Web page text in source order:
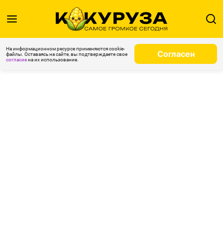
На информационном ресурсе применяются cookie-
файлы. Оставаясь на сайте, вы подтверждаете свое
согласиена их использование.
Согласен